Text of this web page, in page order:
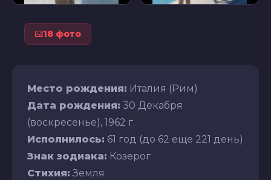
18 фото
Место рождения: Италия (Рим)
Дата рождения: 30 Декабря
(воскресенье), 1962 г.
Исполнилось: 61 год (до 62 еще 221 день)
Знак зодиака: Козерог
Стихия: Земля